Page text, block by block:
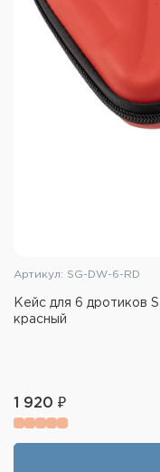
Артикул: SG-DW-6-RD
Кейс для 6 дротиков
красный
1 920 ₽